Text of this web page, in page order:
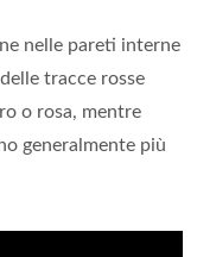
nelle pareti interne
tracce rosse
o rosa, mentre
generalmente più